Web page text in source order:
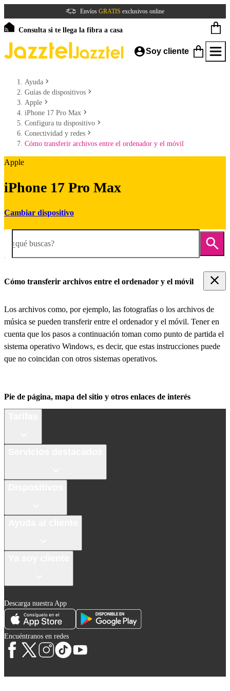
Envíos GRATIS exclusivos online
Consulta si te llega la fibra a casa
Soy cliente
Ayuda
Guías de dispositivos
Apple
iPhone 17 Pro Max
Configura tu dispositivo
Conectividad y redes
Cómo transferir archivos entre el ordenador y el móvil
Apple
iPhone 17 Pro Max
Cambiar dispositivo
¿qué buscas?
Cómo transferir archivos entre el ordenador y el móvil
Los archivos como, por ejemplo, las fotografías o los archivos de
música se pueden transferir entre el ordenador y el móvil. Tener en
cuenta que los pasos a continuación toman como punto de partida el
sistema operativo Windows, es decir, que estas instrucciones puede
que no coincidan con otros sistemas operativos.
Pie de página, mapa del sitio y otros enlaces de interés
Descarga nuestra App
Encuéntranos en redes